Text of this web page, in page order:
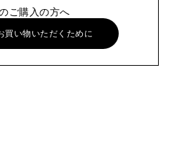
ご購入の方へ
買い物いただくために